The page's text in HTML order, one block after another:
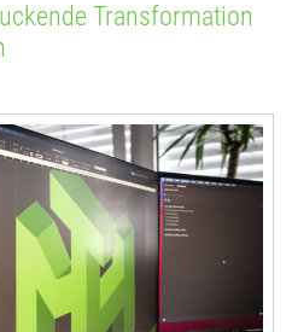
Transformation